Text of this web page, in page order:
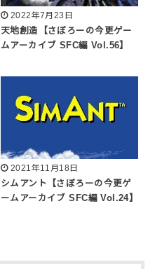
2022年7月23日
天地創造【さぼろーの今更ゲー
ムアーカイブ SFC編 Vol.56】
2021年11月18日
シムアント【さぼろーの今更ゲ
ームアーカイブ SFC編 Vol.24】